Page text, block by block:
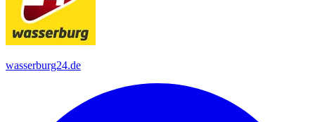
wasserburg24.de